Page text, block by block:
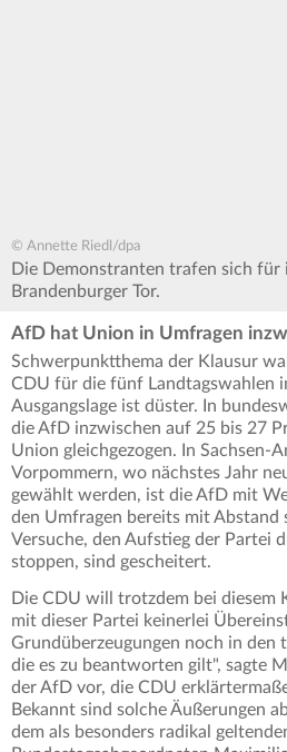
© Annette Riedl/dpa
Die Demonstranten trafen sich für
Brandenburger Tor.
AfD hat Union in Umfragen
Schwerpunktthema der Klausur
CDU für die fünf Landtagswahlen
Ausgangslage ist düster. In
die AfD inzwischen auf 25 bis 27
Union gleichgezogen. In Sachsen-
Vorpommern, wo nächstes Jahr
gewählt werden, ist die AfD mit
den Umfragen bereits mit Abstand
Versuche, den Aufstieg der Partei
stoppen, sind gescheitert.
Die CDU will trotzdem bei diesem
mit dieser Partei keinerlei
Grundüberzeugungen noch in den
die es zu beantworten gilt", sagte
der AfD vor, die CDU
Bekannt sind solche Äußerungen
dem als besonders radikal